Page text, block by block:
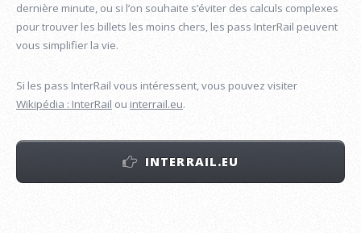
dernière minute, ou si l’on souhaite s’éviter des calculs complexes
pour trouver les billets les moins chers, les pass InterRail peuvent
vous simplifier la vie.
Si les pass InterRail vous intéressent, vous pouvez visiter
Wikipédia : InterRail ou interrail.eu.
INTERRAIL.EU